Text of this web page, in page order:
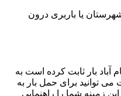
یا باربری درون
بار ثابت کرده است به
توانید برای حمل بار به
زمینه شما را راهنمایی